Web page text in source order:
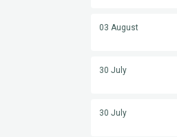
03 August
30 July
30 July